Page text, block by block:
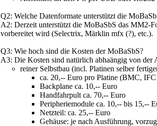
Q2: Welche Datenformate unterstützt die
A2: Derzeit unterstützt die MoBaSbS das MM2-
vorbereitet wird (Selectrix, Märklin mfx (?), etc.).
Q3: Wie hoch sind die Kosten der MoBaSbS?
A3: Die Kosten sind natürlich abhaängig von der
reiner Selbstbau (incl. Platinen selber
ca. 20,-- Euro pro Platine (BMC,
Backplane ca. 10,-- Euro
Handfahrpult ca. 70,-- Euro
Peripheriemodule ca. 10,-- bis 15,--
Netzteil: ca. 25,-- Euro
Gehäuse: je nach Ausführung,